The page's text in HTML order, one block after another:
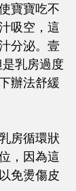
寶寶吃不
吸空，這
分泌。壹
乳房過度
辦法舒緩
房循環狀
，因為這
免燙傷皮